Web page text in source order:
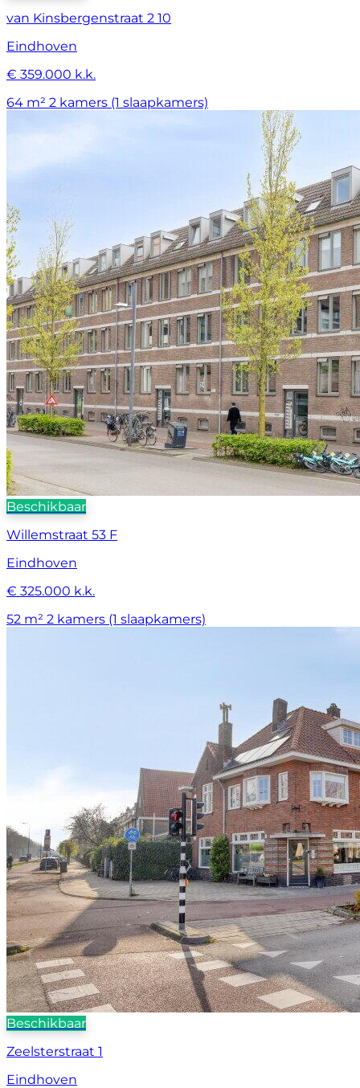
van Kinsbergenstraat 2 10
Eindhoven
€ 359.000 k.k.
64 m² 2 kamers (1 slaapkamers)
Beschikbaar
Willemstraat 53 F
Eindhoven
€ 325.000 k.k.
52 m² 2 kamers (1 slaapkamers)
Beschikbaar
Zeelsterstraat 1
Eindhoven